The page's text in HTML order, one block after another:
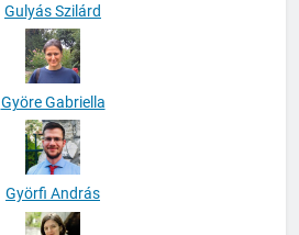
Gulyás Szilárd
Györe Gabriella
Györfi András